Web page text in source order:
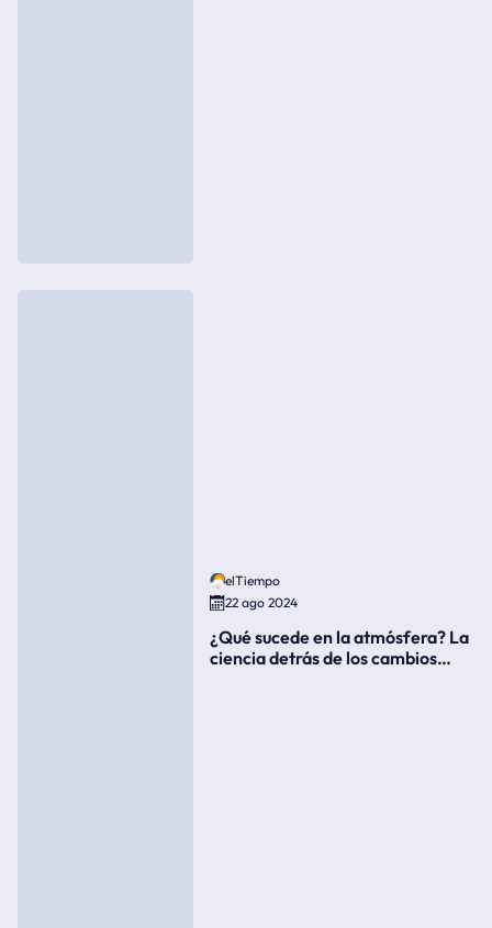
elTiempo
22 ago 2024
¿Qué sucede en la atmósfera? La
ciencia detrás de los cambios